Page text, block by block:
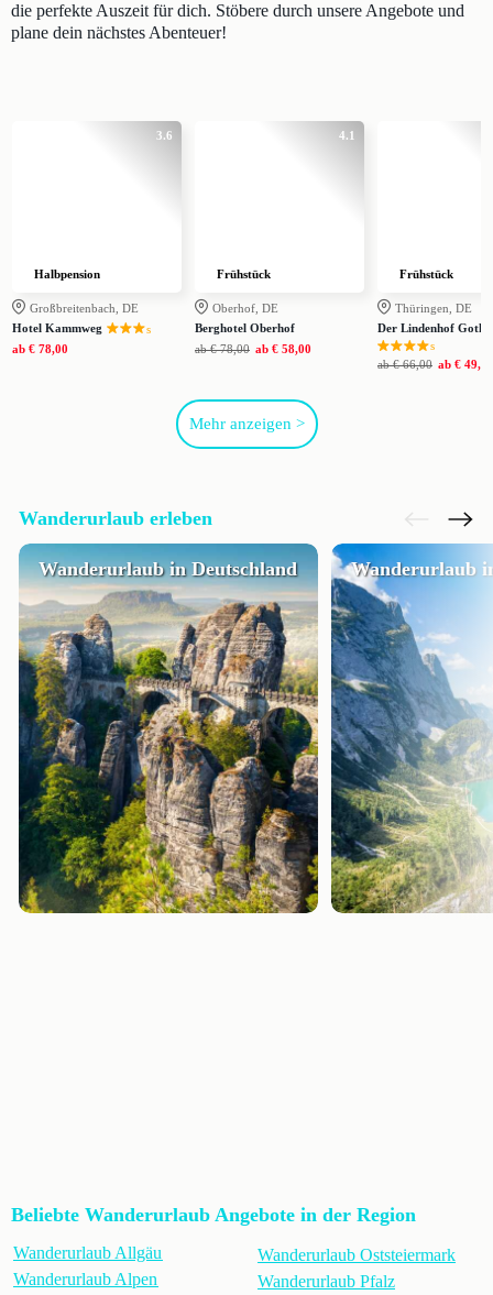
die perfekte Auszeit für dich. Stöbere durch unsere Angebote und
plane dein nächstes Abenteuer!
3.6
Halbpension
Großbreitenbach, DE
Hotel Kammweg
s
ab € 78,00
4.1
Frühstück
Oberhof, DE
Berghotel Oberhof
ab € 78,00 ab € 58,00
Frühstück
Thüringen, DE
Der Lindenhof Gotha
s
ab € 66,00 ab € 49,00
Mehr anzeigen >
Wanderurlaub erleben
Wanderurlaub in Deutschland Wanderurlaub
Beliebte Wanderurlaub Angebote in der Region
Wanderurlaub Allgäu
Wanderurlaub Alpen
Wanderurlaub Oststeiermark
Wanderurlaub Pfalz